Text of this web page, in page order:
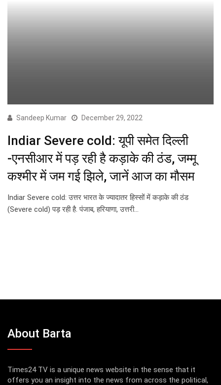
Sandeep Kumar December 29, 2022
Indiar Severe cold: यूपी समेत दिल्ली
-एनसीआर में पड़ रही है कड़ाके की ठंड, जम्मू
कश्मीर में जम गई झिले, जानें आज का मौसम
Indiar Severe cold: उत्तर भारत के ज्यादातर हिस्सों में कड़ाके की ठंड
(Severe cold) पड़ रही है. पंजाब, हरियाणा, उत्तरी…
About Barta
Times24 TV is a unique news website in the sense that it
offers you an insight into the news from across the political,